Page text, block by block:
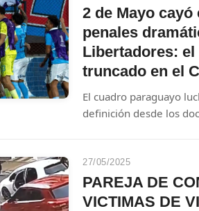
2 de Mayo cayó
penales
Libertadores:
truncado en el
El cuadro paraguayo
definición desde los
mereció más y se va
en el Estadio Miguel
27/05/2025
PAREJA DE
VICTIMAS DE